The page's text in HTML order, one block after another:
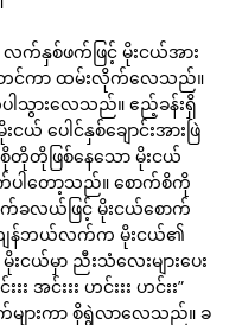
လက်နှစ်ဖက်ဖြင့် မိုးငယ်အား
ေါ်တင်ကာ ထမ်းလိုက်လေသည်။
ပါသွားလေသည်။ ဧည့်ခန်းရှိ
ပေါင်နှစ်ချောင်းအားဖြဲ
ဖြစ်နေသော မိုးငယ်
ပါတော့သည်။ စောက်စိကို
လယ်ဖြင့် မိုးငယ်စောက်
ျန်ဘယ်လက်က မိုးငယ်၏
းငယ်မှာ ညီးသံလေးများပေး
အင်းးး ဟင်းးး ဟင်းး”
များကာ စိုရွဲလာလေသည်။ ခ